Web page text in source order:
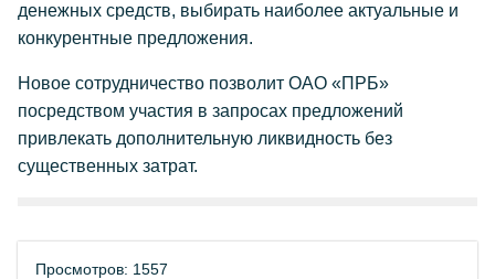
денежных средств, выбирать наиболее актуальные и
конкурентные предложения.
Новое сотрудничество позволит ОАО «ПРБ»
посредством участия в запросах предложений
привлекать дополнительную ликвидность без
существенных затрат.
Просмотров: 1557